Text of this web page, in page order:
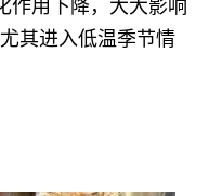
作用下降，大大影响
其进入低温季节情